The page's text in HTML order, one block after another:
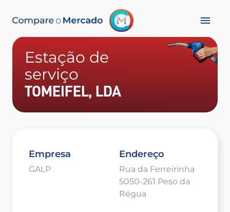
Estação de
serviço
TOMEIFEL, LDA
Empresa
GALP
Endereço
Rua da Ferreirinha
5050-261 Peso da
Régua